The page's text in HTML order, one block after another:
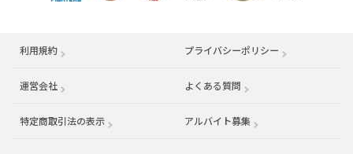
利用規約 プライバシーポリシー
運営会社 （別ウィンドウで開く） よくある質問
特定商取引法の表示 アルバイト募集 （別ウィンドウで開く